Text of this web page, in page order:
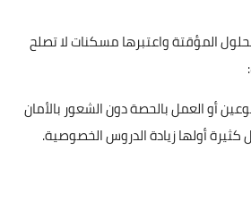
المؤقتة واعتبرها مسكنات لا تصلح
أو العمل بالحصة دون الشعور بالأمان
أولها زيادة الدروس الخصوصية.